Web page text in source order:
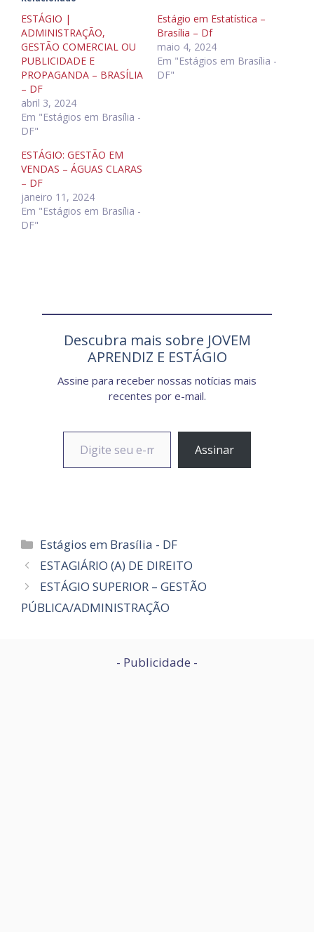
ESTÁGIO |
ADMINISTRAÇÃO,
GESTÃO COMERCIAL OU
PUBLICIDADE E
PROPAGANDA – BRASÍLIA
– DF
abril 3, 2024
Em "Estágios em Brasília -
DF"
Estágio em Estatística –
Brasília – Df
maio 4, 2024
Em "Estágios em Brasília -
DF"
ESTÁGIO: GESTÃO EM
VENDAS – ÁGUAS CLARAS
– DF
janeiro 11, 2024
Em "Estágios em Brasília -
DF"
Descubra mais sobre JOVEM
APRENDIZ E ESTÁGIO
Assine para receber nossas notícias mais
recentes por e-mail.
Digite seu e-mail…
Assinar
Categorias
Estágios em Brasília - DF
ESTAGIÁRIO (A) DE DIREITO
ESTÁGIO SUPERIOR – GESTÃO
PÚBLICA/ADMINISTRAÇÃO
- Publicidade -